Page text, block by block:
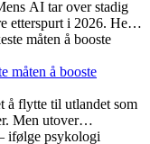
AI tar over stadig
etterspurt i 2026. Her
hvilke ferdigheter
også gir
måten å booste
å flytte til utlandet som
Men utover